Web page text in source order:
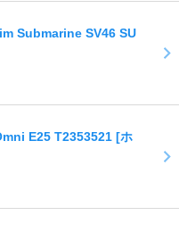
Submarine SV46 SU
E25 T2353521 [ホ